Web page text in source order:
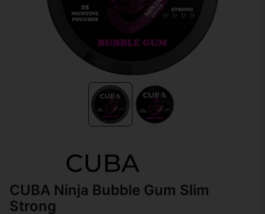
CUBA Ninja Bubble Gum Slim
Strong